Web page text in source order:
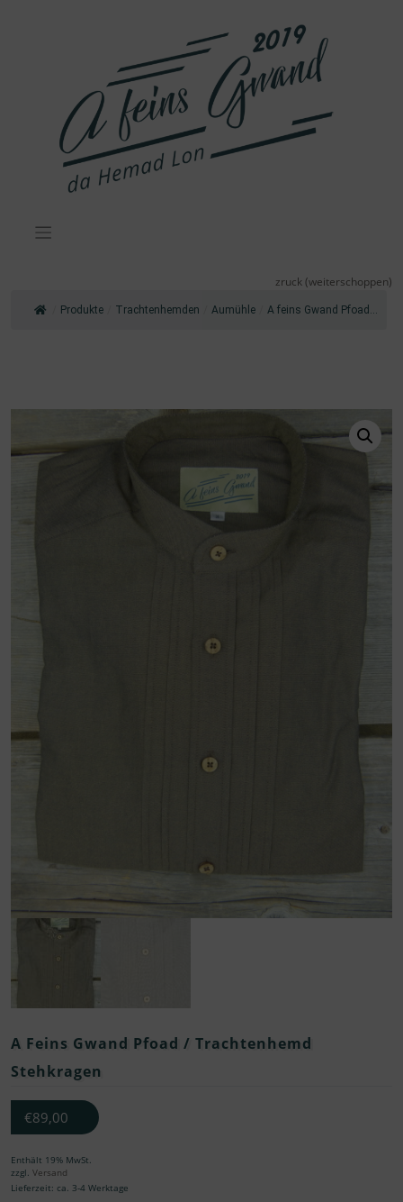
zruck (weiterschoppen)
Produkte Trachtenhemden Aumühle A feins Gwand Pfoad...
A Feins Gwand Pfoad / Trachtenhemd
Stehkragen
€89,00
Enthält 19% MwSt.
zzgl. Versand
Lieferzeit: ca. 3-4 Werktage